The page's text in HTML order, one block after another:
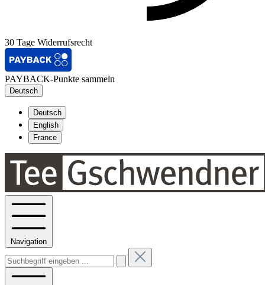
30 Tage Widerrufsrecht
PAYBACK-Punkte sammeln
Deutsch
Deutsch
English
France
Navigation